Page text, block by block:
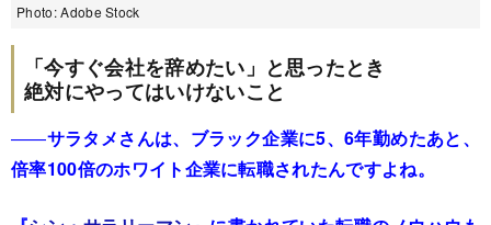
Photo: Adobe Stock
「今すぐ会社を辞めたい」と思ったとき
絶対にやってはいけないこと
――サラタメさんは、ブラック企業に5、6年勤めたあと、
倍率100倍のホワイト企業に転職されたんですよね。